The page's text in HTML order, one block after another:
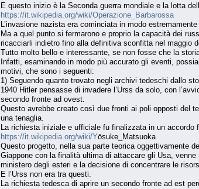
E questo inizio è la Seconda guerra mondiale e la lotta
https://it.wikipedia.org/wiki/Operazione_Barbarossa
L’invasione nazista era cominciata in modo
Ma a quel punto si fermarono e proprio la capacità dei
ricacciarli indietro fino alla definitiva sconfitta nel maggio
Tutto molto bello e interessante, se non fosse che la
Infatti, esaminando in modo più accurato gli eventi,
motivi, che sono i seguenti:
1) Seguendo quanto trovato negli archivi tedeschi dallo
1940 Hitler pensasse di invadere l’Urss da solo, con
secondo fronte ad ovest.
Questo avrebbe creato così due fronti ai poli opposti del
una tenaglia.
La richiesta iniziale e ufficiale fu finalizzata in un accordo
https://it.wikipedia.org/wiki/Yōsuke_Matsuoka
Questo progetto, nella sua parte teorica oggettivamente
Giappone con la finalità ultima di attaccare gli Usa,
ministero degli esteri e la decisione di concentrare le
E l’Urss non era tra questi.
La richiesta tedesca di aprire un secondo fronte ad est